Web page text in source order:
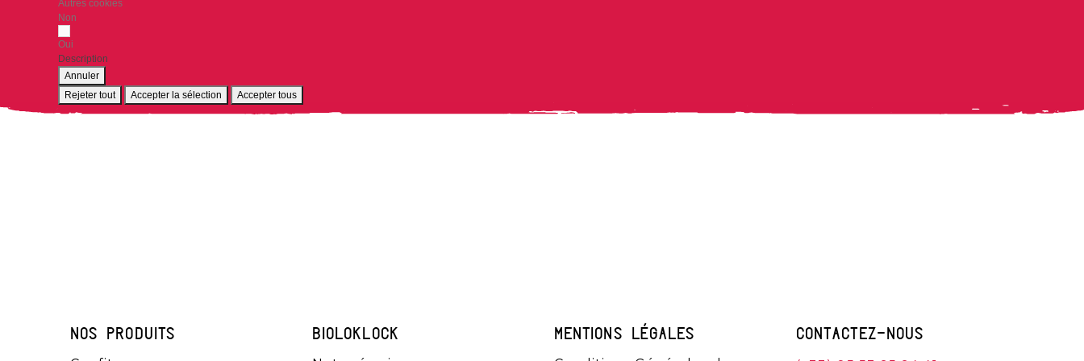
Autres cookies
Non
Oui
Description
Annuler
Rejeter tout
Accepter la sélection Accepter tous
NOS PRODUITS BIOLOKLOCK MENTIONS LÉGALES CONTACTEZ-NOUS